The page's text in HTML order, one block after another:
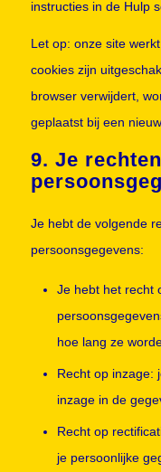
instructies in de Hulp
Let op: onze site
cookies zijn
browser verwijdert,
geplaatst bij een
9. Je
Je hebt de volgende
persoonsgegevens:
Je hebt het recht
hoe lang ze
Recht op inzage:
inzage in de
Recht op
je persoonlijke